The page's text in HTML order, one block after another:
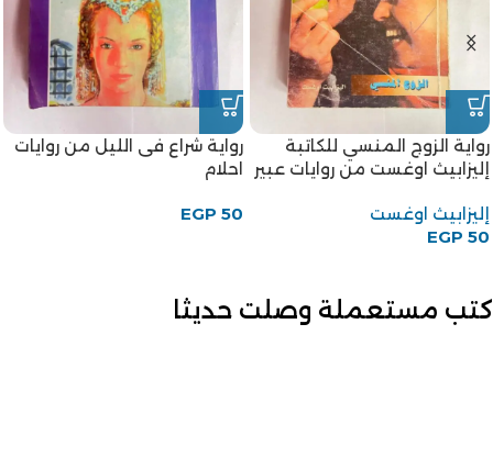
رواية الزوج المنسي للكاتبة
إليزابيث اوغست من روايات عبير
إليزابيث اوغست
EGP 50
رواية شراع فى الليل من روايات
احلام
EGP 50
كتب مستعملة وصلت حديثا